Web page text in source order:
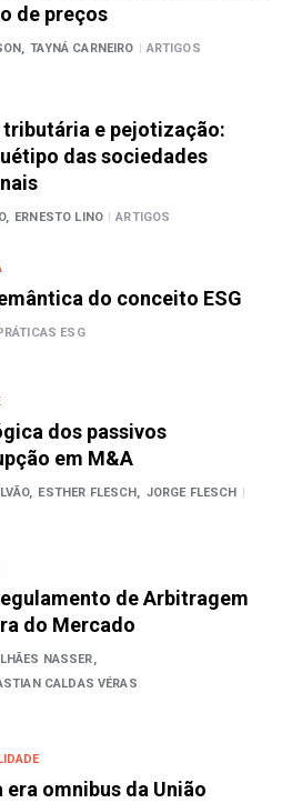
de preços
TAYNÁ CARNEIRO | ARTIGOS
tributária e pejotização:
das sociedades
ERNESTO LINO | ARTIGOS
do conceito ESG
ESG
dos passivos
em M&A
ESTHER FLESCH, JORGE FLESCH |
de Arbitragem
do Mercado
NASSER,
CALDAS VÉRAS
era omnibus da União